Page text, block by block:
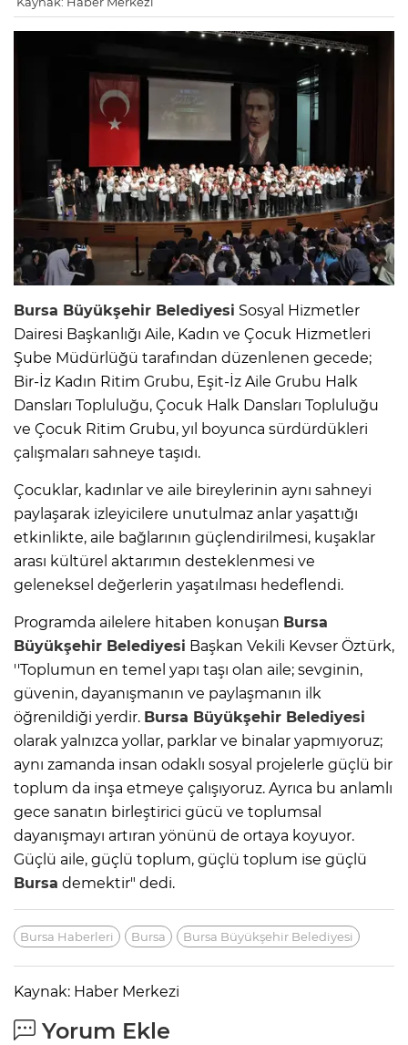
Bursa Büyükşehir Belediyesi Sosyal Hizmetler
Dairesi Başkanlığı Aile, Kadın ve Çocuk Hizmetleri
Şube Müdürlüğü tarafından düzenlenen gecede;
Bir-İz Kadın Ritim Grubu, Eşit-İz Aile Grubu Halk
Dansları Topluluğu, Çocuk Halk Dansları Topluluğu
ve Çocuk Ritim Grubu, yıl boyunca sürdürdükleri
çalışmaları sahneye taşıdı.
Çocuklar, kadınlar ve aile bireylerinin aynı sahneyi
paylaşarak izleyicilere unutulmaz anlar yaşattığı
etkinlikte, aile bağlarının güçlendirilmesi, kuşaklar
arası kültürel aktarımın desteklenmesi ve
geleneksel değerlerin yaşatılması hedeflendi.
Programda ailelere hitaben konuşan Bursa
Büyükşehir Belediyesi Başkan Vekili Kevser Öztürk,
''Toplumun en temel yapı taşı olan aile; sevginin,
güvenin, dayanışmanın ve paylaşmanın ilk
öğrenildiği yerdir. Bursa Büyükşehir Belediyesi
olarak yalnızca yollar, parklar ve binalar yapmıyoruz;
aynı zamanda insan odaklı sosyal projelerle güçlü bir
toplum da inşa etmeye çalışıyoruz. Ayrıca bu anlamlı
gece sanatın birleştirici gücü ve toplumsal
dayanışmayı artıran yönünü de ortaya koyuyor.
Güçlü aile, güçlü toplum, güçlü toplum ise güçlü
Bursa demektir" dedi.
Bursa Haberleri Bursa Bursa Büyükşehir Belediyesi
Kaynak: Haber Merkezi
Yorum Ekle